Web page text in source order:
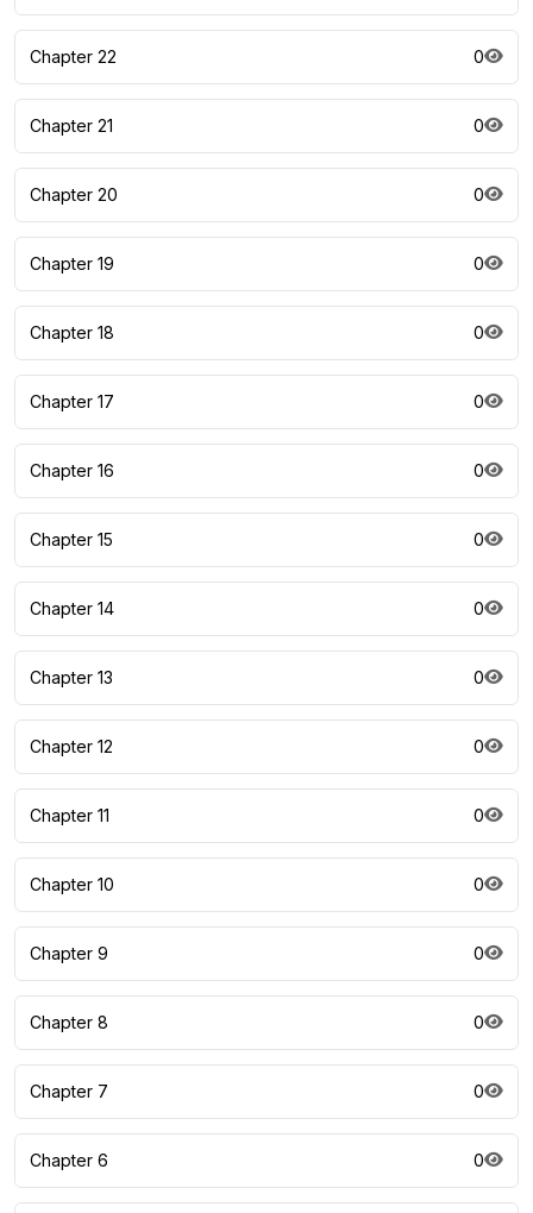
Chapter 22 0
Chapter 21 0
Chapter 20 0
Chapter 19 0
Chapter 18 0
Chapter 17 0
Chapter 16 0
Chapter 15 0
Chapter 14 0
Chapter 13 0
Chapter 12 0
Chapter 11 0
Chapter 10 0
Chapter 9 0
Chapter 8 0
Chapter 7 0
Chapter 6 0